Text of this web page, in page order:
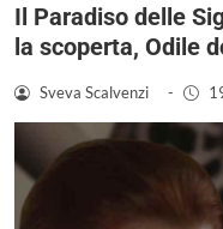
Il Paradiso delle
la scoperta, Odile
Sveva Scalvenzi -